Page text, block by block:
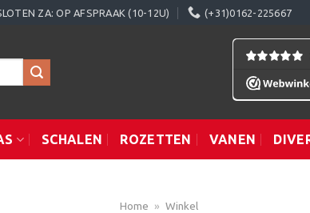
ZA: OP AFSPRAAK (10-12U) (+31)0162-225667
SCHALEN ROZETTEN VANEN
Home » Winkel